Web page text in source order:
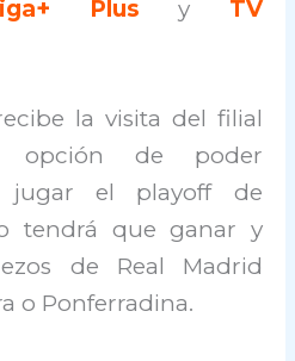
Plus y TV
la visita del filial
opción de poder
jugar el playoff de
tendrá que ganar y
de Real Madrid
o Ponferradina.